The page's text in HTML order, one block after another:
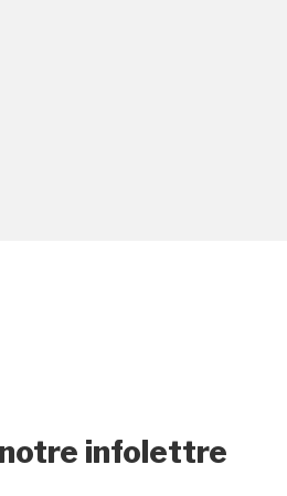
infolettre